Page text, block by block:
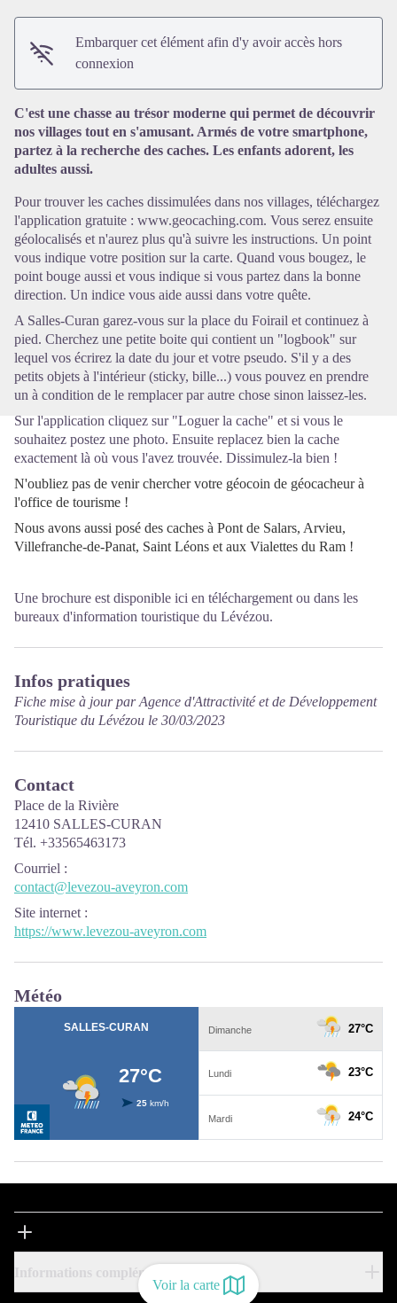
Voir la carte
Voir l'image en plein écran
Embarquer cet élément afin d'y avoir accès hors
connexion
C'est une chasse au trésor moderne qui permet de découvrir
nos villages tout en s'amusant. Armés de votre smartphone,
partez à la recherche des caches. Les enfants adorent, les
adultes aussi.
Pour trouver les caches dissimulées dans nos villages, téléchargez
l'application gratuite : www.geocaching.com. Vous serez ensuite
géolocalisés et n'aurez plus qu'à suivre les instructions. Un point
vous indique votre position sur la carte. Quand vous bougez, le
point bouge aussi et vous indique si vous partez dans la bonne
direction. Un indice vous aide aussi dans votre quête.
A Salles-Curan garez-vous sur la place du Foirail et continuez à
pied. Cherchez une petite boite qui contient un "logbook" sur
lequel vos écrirez la date du jour et votre pseudo. S'il y a des
petits objets à l'intérieur (sticky, bille...) vous pouvez en prendre
un à condition de le remplacer par autre chose sinon laissez-les.
Sur l'application cliquez sur "Loguer la cache" et si vous le
souhaitez postez une photo. Ensuite replacez bien la cache
exactement là où vous l'avez trouvée. Dissimulez-la bien !
N'oubliez pas de venir chercher votre géocoin de géocacheur à
l'office de tourisme !
Nous avons aussi posé des caches à Pont de Salars, Arvieu,
Villefranche-de-Panat, Saint Léons et aux Vialettes du Ram !
Une brochure est disponible ici en téléchargement ou dans les
bureaux d'information touristique du Lévézou.
Infos pratiques
Fiche mise à jour par Agence d'Attractivité et de Développement
Touristique du Lévézou le 30/03/2023
Contact
Place de la Rivière
12410 SALLES-CURAN
Tél. +33565463173
Courriel :
contact@levezou-aveyron.com
Site internet :
https://www.levezou-aveyron.com
Météo
Informations complémentaires